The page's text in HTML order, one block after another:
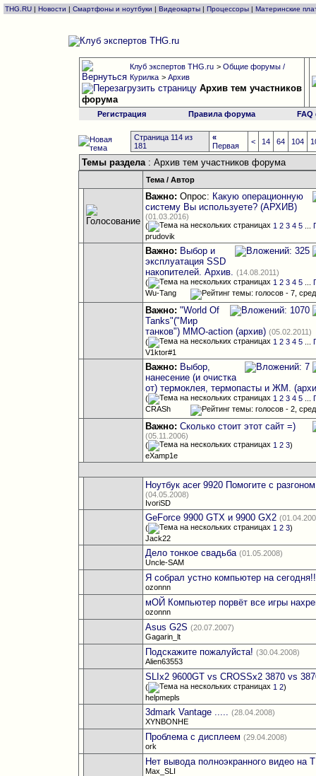
THG.RU | Новости | Смартфоны и ноутбуки | Видеокарты | Процессоры | Материнские
Клуб экспертов THG.ru > Общие форумы /
Курилка > Архив
Архив тем участников
форума
Регистрация Правила форума
Страница 114 из
181
«
Первая
< 14 64 104
Темы раздела: Архив тем участников форума
Тема /Автор
Важно: Опрос: Какую операционную
систему Вы используете? (АРХИВ)
(01.03.2016)
(
1 2 3 4 5 ...
prudovik
Важно: Выбор и
эксплуатация SSD
накопителей. Архив. (14.08.2011)
(
1 2 3 4 5 ...
Wu-Tang
Важно: "World Of
Tanks"("Мир
танков") MMO-action (архив) (05.02.2011)
(
1 2 3 4 5 ...
V1ktor#1
Важно: Выбор,
нанесение (и очистка
от) термоклея, термопасты и ЖМ.
( 1 2 3 4 5 ...
CRASh
Важно: Сколько стоит этот сайт =)
(05.11.2006)
(
1 2 3)
eXamp1e
Ноутбук acer 9920 Помогите с
(04.05.2008)
IvoriSD
GeForce 9900 GTX и 9900 GX2
(
1 2 3)
Jack22
Дело тонкое свадьба (01.05.2008)
Uncle-SAM
Я собрал устно компьютер на
ozonnn
мОЙ Компьютер порвёт все игры
ozonnn
Asus G2S (20.07.2007)
Gagarin_lt
Подскажите пожалуйста! (30.04.2008)
Alien63553
SLIx2 9600GT vs CROSSx2 3870 vs
( 1 2)
helpmepls
3dmark Vantage ..... (28.04.2008)
XYNBONHE
Проблема с дисплеем (29.04.2008)
ork
Нет вывода полноэкранного видео на
Max_SLI